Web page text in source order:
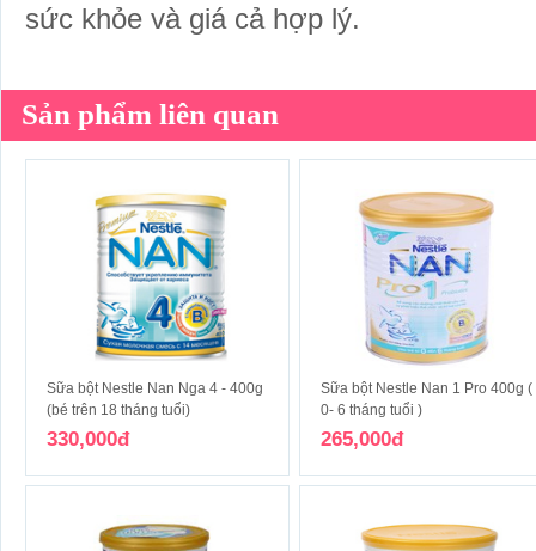
sức khỏe và giá cả hợp lý.
Sản phẩm liên quan
Sữa bột Nestle Nan Nga 4 - 400g
(bé trên 18 tháng tuổi)
330,000đ
Sữa bột Nestle Nan 1 Pro 400g (
0- 6 tháng tuổi )
265,000đ